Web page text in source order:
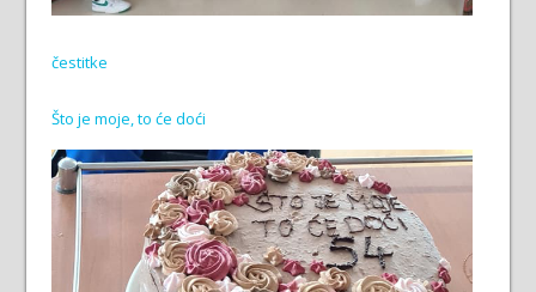
čestitke
Što je moje, to će doći